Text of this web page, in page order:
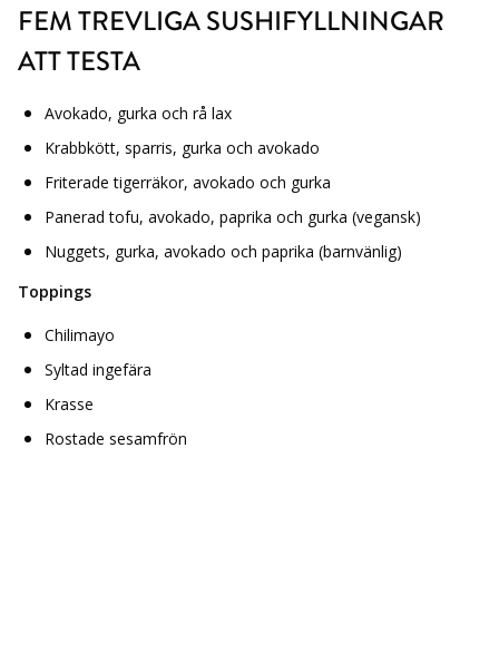
FEM TREVLIGA SUSHIFYLLNINGAR
ATT TESTA
Avokado, gurka och rå lax
Krabbkött, sparris, gurka och avokado
Friterade tigerräkor, avokado och gurka
Panerad tofu, avokado, paprika och gurka (vegansk)
Nuggets, gurka, avokado och paprika (barnvänlig)
Toppings
Chilimayo
Syltad ingefära
Krasse
Rostade sesamfrön